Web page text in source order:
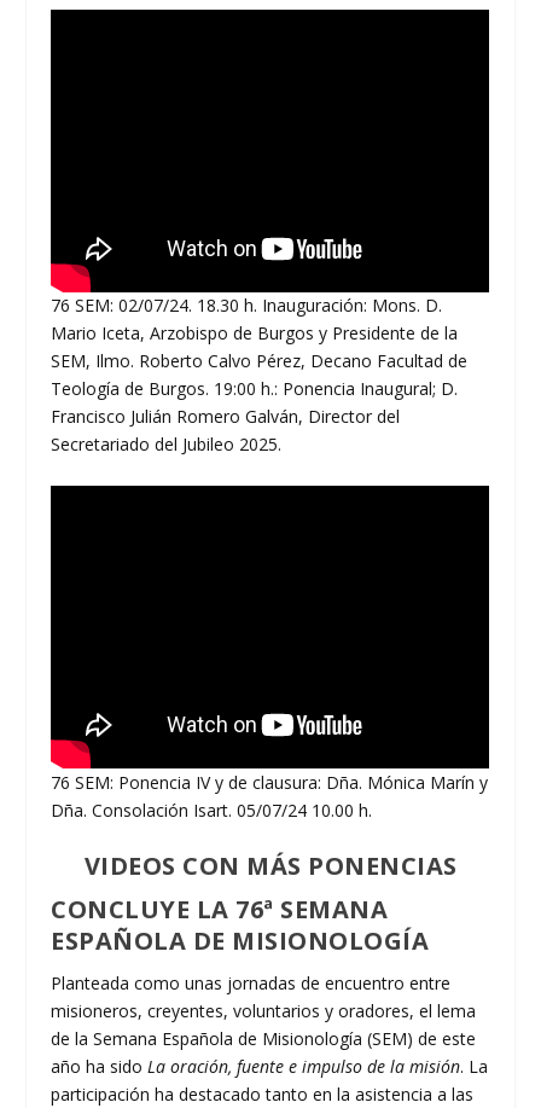
76 SEM: 02/07/24. 18.30 h. Inauguración: Mons. D.
Mario Iceta, Arzobispo de Burgos y Presidente de la
SEM, Ilmo. Roberto Calvo Pérez, Decano Facultad de
Teología de Burgos. 19:00 h.: Ponencia Inaugural; D.
Francisco Julián Romero Galván, Director del
Secretariado del Jubileo 2025.
76 SEM: Ponencia IV y de clausura: Dña. Mónica Marín y
Dña. Consolación Isart. 05/07/24 10.00 h.
VIDEOS CON MÁS PONENCIAS
CONCLUYE LA 76ª SEMANA
ESPAÑOLA DE MISIONOLOGÍA
Planteada como unas jornadas de encuentro entre
misioneros, creyentes, voluntarios y oradores, el lema
de la Semana Española de Misionología (SEM) de este
año ha sidoLa oración, fuente e impulso de la misión. La
participación ha destacado tanto en la asistencia a las